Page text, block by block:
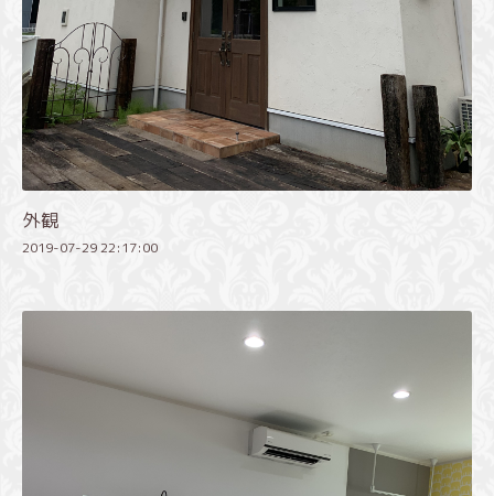
外観
2019-07-29 22:17:00